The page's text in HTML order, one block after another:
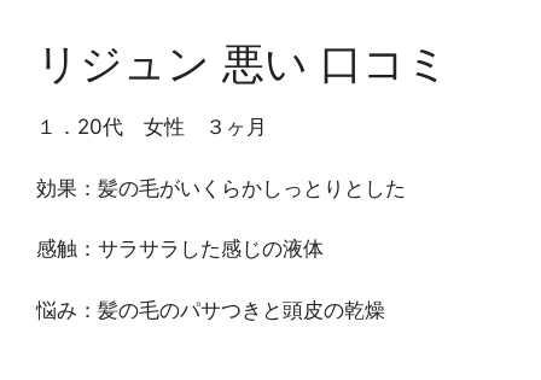
リジュン 悪い 口コミ
１．20代 女性 ３ヶ月
効果：髪の毛がいくらかしっとりとした
感触：サラサラした感じの液体
悩み：髪の毛のパサつきと頭皮の乾燥